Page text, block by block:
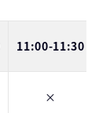
11:00-11:30
×